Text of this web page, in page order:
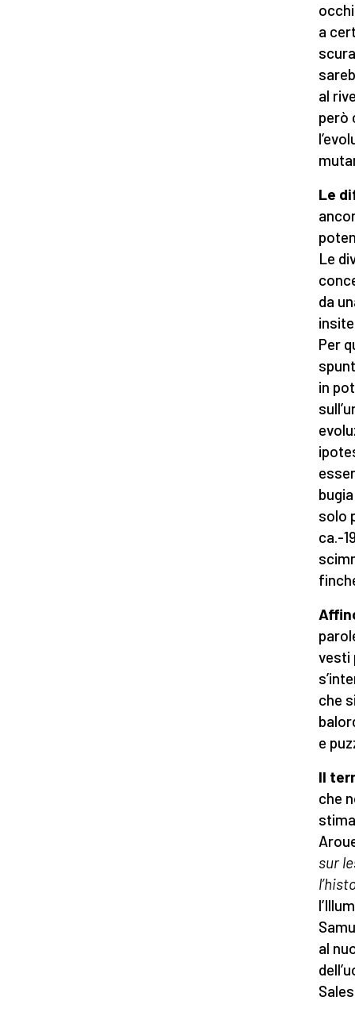
a
al
però
Le
Le
da
Per
in
solo
ca.-
vesti
che
e
Il
che
sur
al